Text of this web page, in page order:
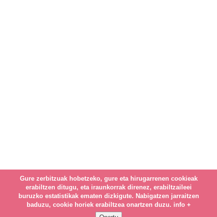
Gure zerbitzuak hobetzeko, gure eta hirugarrenen cookieak
erabiltzen ditugu, eta iraunkorrak direnez, erabiltzaileei
buruzko estatistikak ematen dizkigute. Nabigatzen jarraitzen
baduzu, cookie horiek erabiltzea onartzen duzu. info +